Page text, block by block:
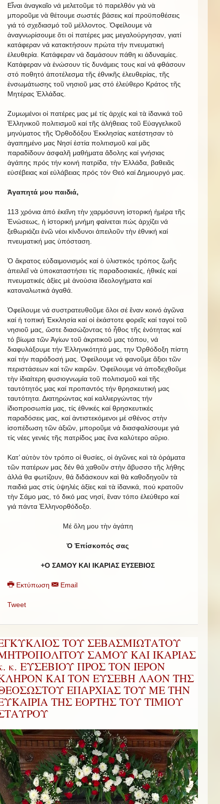
Εἶναι ἀναγκαῖο νά μελετοῦμε τό παρελθόν γιὰ νὰ
μποροῦμε νὰ θέτουμε σωστές βάσεις καί προϋποθέσεις
γιά τό σχεδιασμό τοῦ μέλλοντος. Ὀφείλουμε νὰ
ἀναγνωρίσουμε ὅτι οἱ πατέρες μας μεγαλούργησαν, γιατί
κατάφεραν νά κατακτήσουν πρώτα τήν πνευματική
ἐλευθερία. Κατάφεραν νά δαμάσουν πάθη κι ἀδυναμίες.
Κατάφεραν νὰ ἑνώσουν τίς δυνάμεις τους καί νά φθάσουν
στό ποθητό ἀποτέλεσμα τῆς ἐθνικῆς ἐλευθερίας, τῆς
ἐνσωμάτωσης τοῦ νησιοῦ μας στό ἐλεύθερο Κράτος τῆς
Μητέρας Ἑλλάδας.
Ζυμωμένοι οἱ πατέρες μας μέ τίς ἀρχές καὶ τὰ ἰδανικά τοῦ
Ἑλληνικοῦ πολιτισμοῦ καί τῆς ἀλήθειας τοῦ Εὐαγγελικοῦ
μηνύματος τῆς Ὀρθοδόξου Ἐκκλησίας κατέστησαν τὸ
ἀγαπημένο μας Νησί ἑστία πολιτισμοῦ καί μᾶς
παραδίδουν ἀσφαλῆ μαθήματα ἄδολης καί γνήσιας
ἀγάπης πρός τήν κοινή πατρίδα, τὴν Ἑλλάδα, βαθειᾶς
εὐσέβειας καί εὐλάβειας πρός τόν Θεό καί Δημιουργό μας.
Ἀγαπητά μου παιδιά,
113 χρόνια ἀπό ἐκεῖνη τὴν χαρμόσυνη ἱστορική ἡμέρα τῆς
Ἑνώσεως, ἡ ἱστορική μνήμη φαίνεται πώς ἀρχίζει νά
ξεθωριάζει ἐνῶ νέοι κίνδυνοι ἀπειλοῦν τὴν ἐθνική καί
πνευματική μας ὑπόσταση.
Ὁ ἄκρατος εὐδαιμονισμός καί ὁ ὑλιστικός τρόπος ζωῆς
ἀπειλεῖ νὰ ὑποκαταστήσει τίς παραδοσιακές, ἠθικές καί
πνευματικές ἀξίες μὲ ἀνούσια ἰδεολογήματα καί
καταναλωτικά ἀγαθά.
Ὀφείλουμε νά συστρατευθοῦμε ὅλοι σέ ἕναν κοινό ἀγῶνα
καί ἡ τοπική Ἐκκλησία καί οἱ ἑκάστοτε φορεῖς καί ταγοί τοῦ
νησιοῦ μας, ὥστε διασώζοντας τό ἦθος τῆς ἑνότητας καί
τό βίωμα τῶν Ἁγίων τοῦ ἀκριτικοῦ μας τόπου, νά
διαφυλάξουμε τήν Ἑλληνικότητά μας, την Ὀρθόδοξη πίστη
καί τήν παράδοσή μας. Ὀφείλουμε νά φανοῦμε ἄξιοι τῶν
περιστάσεων καί τῶν καιρῶν. Ὀφείλουμε νά ἀποδεχθοῦμε
τὴν ἰδιαίτερη φυσιογνωμία τοῦ πολιτισμοῦ καὶ τῆς
ταυτότητός μας καί προπαντός τήν θρησκευτική μας
ταυτότητα. Διατηρώντας καί καλλιεργώντας τήν
ἰδιοπροσωπία μας, τίς ἐθνικές καί θρησκευτικές
παραδόσεις μας, καί ἀντιστεκόμενοι μέ σθένος στὴν
ἰσοπέδωση τῶν ἀξιῶν, μποροῦμε νά διασφαλίσουμε γιά
τίς νέες γενιές τῆς πατρίδος μας ἕνα καλύτερο αὔριο.
Κατ’ αὐτὸν τὸν τρόπο οἱ θυσίες, οἱ ἀγῶνες καὶ τὰ ὁράματα
τῶν πατέρων μας δέν θά χαθοῦν στὴν ἄβυσσο τῆς λήθης
ἀλλά θα φωτίζουν, θά διδάσκουν καὶ θὰ καθοδηγοῦν τὰ
παιδιά μας στίς ὑψηλές ἀξίες καὶ τὰ ἰδανικά, πού κρατοῦν
τὴν Σάμο μας, τό δικό μας νησί, ἕναν τόπο ἐλεύθερο καί
γιά πάντα Ἑλληνορθόδοξο.
Μέ ὅλη μου τὴν ἀγάπη
Ὁ Ἐπίσκοπός σας
+Ο ΣΑΜΟΥ ΚΑΙ ΙΚΑΡΙΑΣ ΕΥΣΕΒΙΟΣ
Εκτύπωση Email
Tweet
ΤΟΥ ΣΕΒΑΣΜΙΩΤΑΤΟΥ
ΣΑΜΟΥ ΚΑΙ ΙΚΑΡΙΑΣ
κ. ΕΥΣΕΒΙΟΥ ΠΡΟΣ ΤΟΝ ΙΕΡΟΝ
ΚΑΙ ΤΟΝ ΕΥΣΕΒΗ ΛΑΟΝ ΤΗΣ
ΕΠΑΡΧΙΑΣ ΤΟΥ ΜΕ ΤΗΝ
ΤΗΣ ΕΟΡΤΗΣ ΤΟΥ ΤΙΜΙΟΥ